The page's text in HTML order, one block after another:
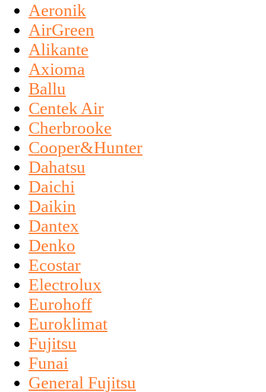
Aeronik
AirGreen
Alikante
Axioma
Ballu
Centek Air
Cherbrooke
Cooper&Hunter
Dahatsu
Daichi
Daikin
Dantex
Denko
Ecostar
Electrolux
Eurohoff
Euroklimat
Fujitsu
Funai
General Fujitsu